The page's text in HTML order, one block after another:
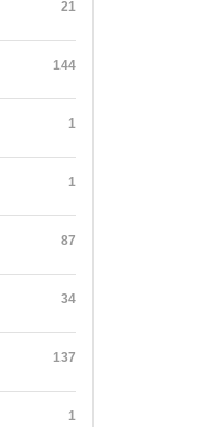
21
144
1
1
87
34
137
1